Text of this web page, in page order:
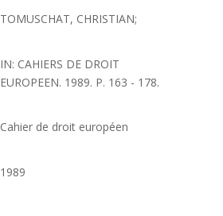
TOMUSCHAT, CHRISTIAN;
IN: CAHIERS DE DROIT
EUROPEEN. 1989. P. 163 - 178.
Cahier de droit européen
1989